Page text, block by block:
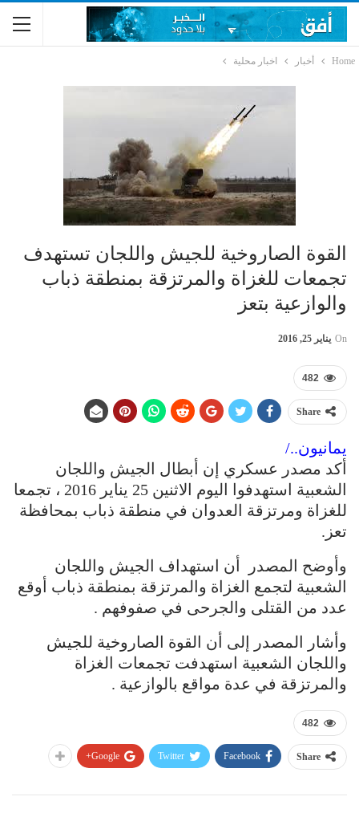
Home أخبار اخبار محلية
القوة الصاروخية للجيش واللجان تستهدف
تجمعات للغزاة والمرتزقة بمنطقة ذباب
والوازعية بتعز
On يناير 25, 2016
482
Share
يمانيون../
أكد مصدر عسكري إن أبطال الجيش واللجان
الشعبية استهدفوا اليوم الاثنين 25 يناير 2016 ، تجمعا
للغزاة ومرتزقة العدوان في منطقة ذباب بمحافظة
تعز.
وأوضح المصدر أن استهداف الجيش واللجان
الشعبية لتجمع الغزاة والمرتزقة بمنطقة ذباب أوقع
عدد من القتلى والجرحى في صفوفهم .
وأشار المصدر إلى أن القوة الصاروخية للجيش
واللجان الشعبية استهدفت تجمعات الغزاة
والمرتزقة في عدة مواقع بالوازعية .
482
Share
Facebook
Twitter
Google+